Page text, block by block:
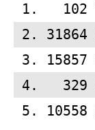
1.   102
2. 31864
3. 15857
4.   329
5. 10558